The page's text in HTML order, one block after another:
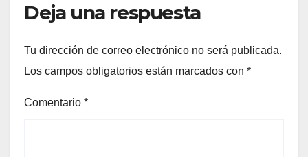
Deja una respuesta
Tu dirección de correo electrónico no será publicada.
Los campos obligatorios están marcados con *
Comentario *